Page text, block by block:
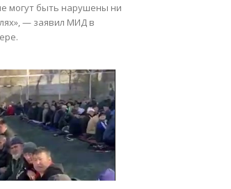
могут быть нарушены ни
— заявил МИД в